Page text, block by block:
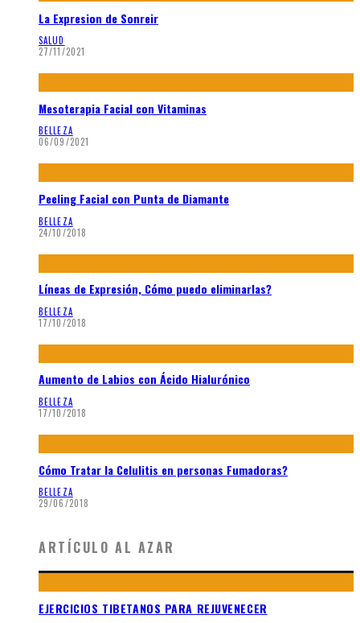
La Expresion de Sonreir
SALUD
27/11/2021
Mesoterapia Facial con Vitaminas
BELLEZA
06/09/2021
Peeling Facial con Punta de Diamante
BELLEZA
24/10/2018
Líneas de Expresión, Cómo puedo eliminarlas?
BELLEZA
17/10/2018
Aumento de Labios con Ácido Hialurónico
BELLEZA
17/10/2018
Cómo Tratar la Celulitis en personas Fumadoras?
BELLEZA
29/06/2018
ARTÍCULO AL AZAR
EJERCICIOS TIBETANOS PARA REJUVENECER